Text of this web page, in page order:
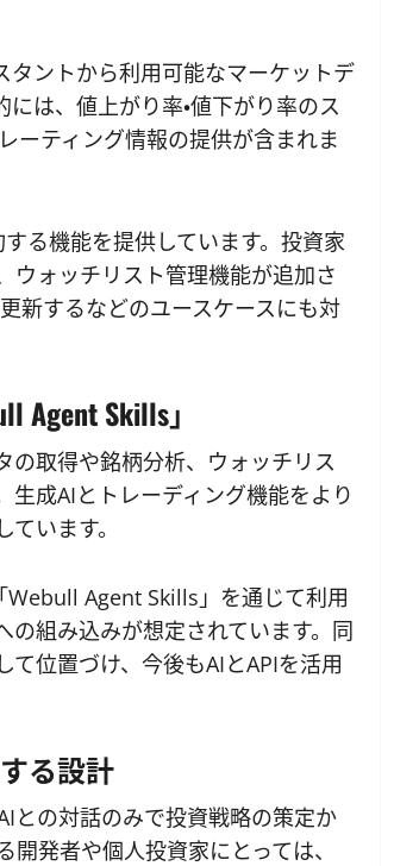
タントから利用可能なマーケットデ
は、値上がり率・値下がり率のス
ーティング情報の提供が含まれま
る機能を提供しています。投資家
ウォッチリスト管理機能が追加さ
新するなどのユースケースにも対
Skills」
の取得や銘柄分析、ウォッチリス
生成AIとトレーディング機能をより
います。
Agent Skills」を通じて利用
組み込みが想定されています。同
位置づけ、今後もAIとAPIを活用
る設計
との対話のみで投資戦略の策定か
発者や個人投資家にとっては、